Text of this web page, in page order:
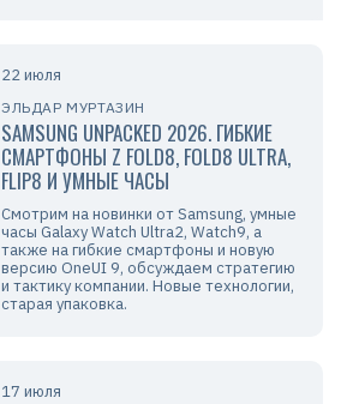
22 июля
ЭЛЬДАР МУРТАЗИН
SAMSUNG UNPACKED 2026. ГИБКИЕ
СМАРТФОНЫ Z FOLD8, FOLD8 ULTRA,
FLIP8 И УМНЫЕ ЧАСЫ
Смотрим на новинки от Samsung, умные
часы Galaxy Watch Ultra2, Watch9, а
также на гибкие смартфоны и новую
версию OneUI 9, обсуждаем стратегию
и тактику компании. Новые технологии,
старая упаковка.
17 июля